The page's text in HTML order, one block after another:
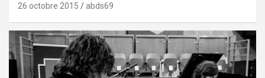
26 octobre 2015 abds69